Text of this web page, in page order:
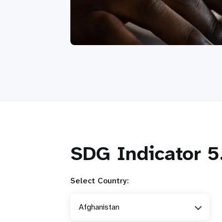
SDG Indicator
Select Country:
Afghanistan